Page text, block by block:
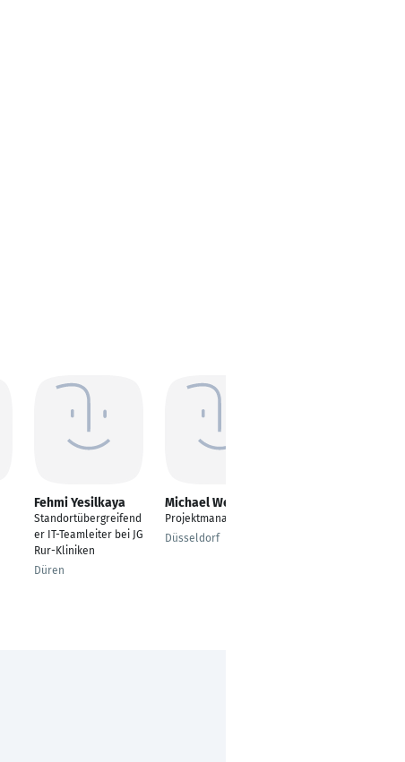
Fehmi Yesilkaya
Standortübergreifend
er IT-Teamleiter bei JG
Rur-Kliniken
Düren
Michael Weigelt
Projektmanager
Düsseldorf